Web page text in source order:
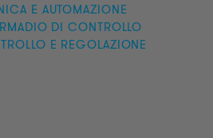
E AUTOMAZIONE
DI CONTROLLO
E REGOLAZIONE